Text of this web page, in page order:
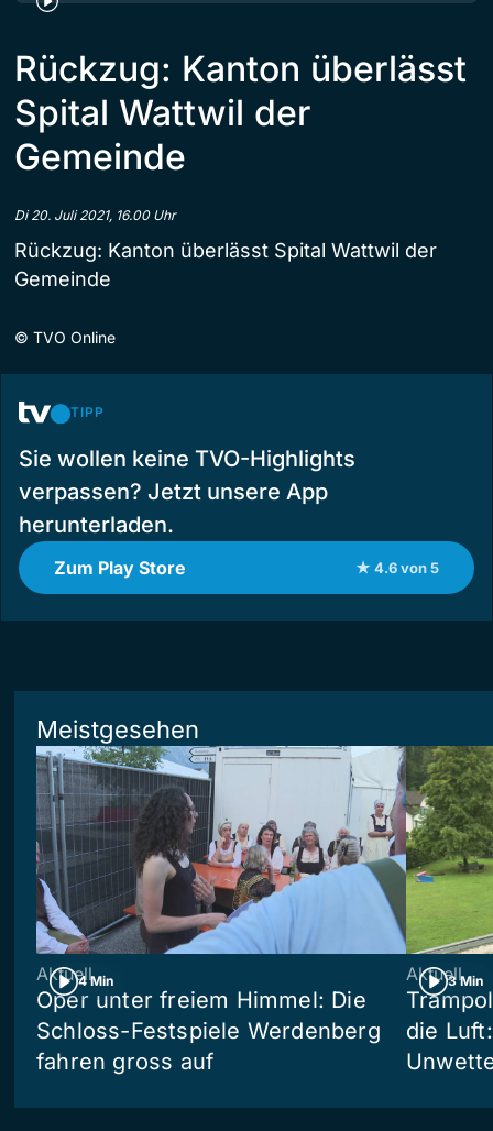
Rückzug: Kanton überlässt
Spital Wattwil der
Gemeinde
Di 20. Juli 2021, 16.00 Uhr
Rückzug: Kanton überlässt Spital Wattwil der
Gemeinde
© TVO Online
TIPP
Sie wollen keine TVO-Highlights
verpassen? Jetzt unsere App
herunterladen.
Zum Play Store ★ 4.6 von 5
Meistgesehen
4 Min
Aktuell
Oper unter freiem Himmel: Die
Schloss-Festspiele Werdenberg
fahren gross auf
3 Min
Aktuell
die